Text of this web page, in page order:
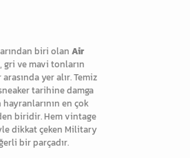
biri olan Air
gri ve mavi tonların
yer alır. Temiz
tarihine damga
en çok
biridir. Hem vintage
dikkat çeken Military
bir parçadır.